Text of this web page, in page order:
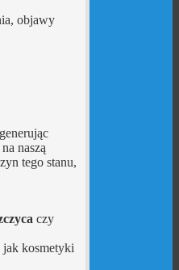
objawy
naszą
tego stanu,
czy
jak kosmetyki